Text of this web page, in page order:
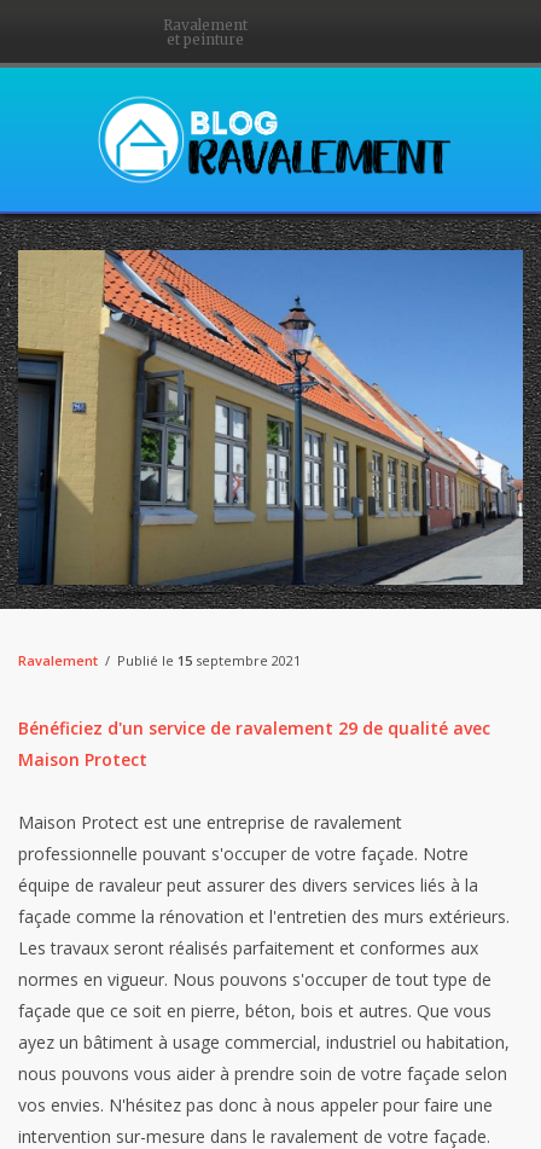
Ravalement
et peinture
Ravalement Publié le 15 septembre 2021
Bénéficiez d'un service de ravalement 29 de qualité avec
Maison Protect
Maison Protect est une entreprise de ravalement
professionnelle pouvant s'occuper de votre façade. Notre
équipe de ravaleur peut assurer des divers services liés à la
façade comme la rénovation et l'entretien des murs extérieurs.
Les travaux seront réalisés parfaitement et conformes aux
normes en vigueur. Nous pouvons s'occuper de tout type de
façade que ce soit en pierre, béton, bois et autres. Que vous
ayez un bâtiment à usage commercial, industriel ou habitation,
nous pouvons vous aider à prendre soin de votre façade selon
vos envies. N'hésitez pas donc à nous appeler pour faire une
intervention sur-mesure dans le ravalement de votre façade.